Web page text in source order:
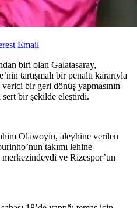
Email
biri olan Galatasaray,
tartışmalı bir penaltı kararıyla
bir geri dönüş yapmasının
bir şekilde eleştirdi.
Olawoyin, aleyhine verilen
takımı lehine
merkezindeydi ve Rizespor’un